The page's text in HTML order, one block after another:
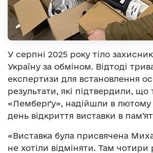
У серпні 2025 року тіло
Україну за обміном. Відтоді
експертизи для встановлення
результати, які підтвердили, що
«Лемберґу», надійшли в лютому
день відкриття виставки в
«Виставка була присвячена
не хотіли відміняти. Там чотири